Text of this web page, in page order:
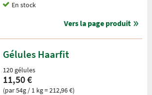
En stock
Vers la page produit
Gélules Haarfit
120 gélules
11,50 €
(par 54g / 1 kg = 212,96 €)